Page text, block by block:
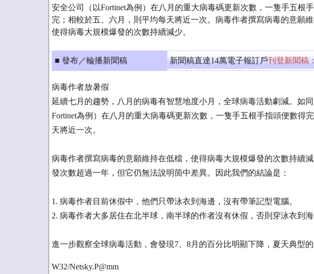
安全公司（以Fortinet為例）在八月的重大病毒碼更新次數，一隻手五根
完；相較於五、六月，則平均每天將近一次。病毒作者撰寫病毒的意願維
使得病毒大規模爆發的次數持續減少。
■ 發布／輪播新聞稿 新聞稿直達14萬電子報訂戶刊登新聞稿
病毒作者放暑假
延續七月的趨勢，八月的病毒有智慧地度小月，全球病毒活動劇減。如
Fortinet為例）在八月的重大病毒碼更新次數，一隻手五根手指頭便數得
天將近一次。
病毒作者撰寫病毒的意願維持在低檔，使得病毒大規模爆發的次數持續
發次數超過一年，但它仍無法說明箇中差異。因此我們的結論是：
1. 病毒作者目前休假中，他們只帶泳衣到海邊，沒有帶筆記型電腦。
2. 病毒作者大多居住在北半球，南半球的作者沒有休假，否則穿泳衣到海
進一步觀察全球病毒活動，會發現7、8月的百分比明顯下降，夏天典型的
W32/Netsky.P@mm